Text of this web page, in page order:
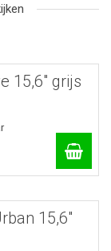
15,6" grijs
15,6"